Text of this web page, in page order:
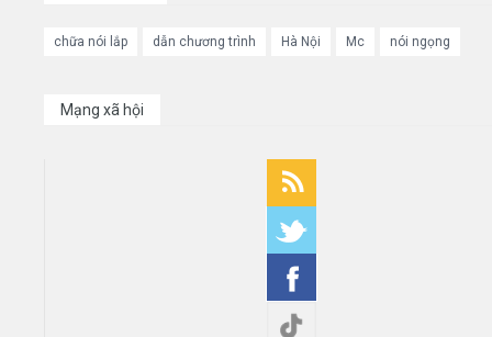
chữa nói lắp dẫn chương trình Hà Nội Mc nói ngọng
Mạng xã hội